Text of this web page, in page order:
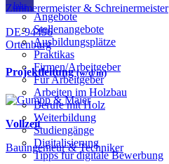
Jobs
Angebote
Stellenangebote
Ausbildungsplätze
Praktikas
Firmen/Arbeitgeber
Für Arbeitgeber
Arbeiten im Holzbau
Berufe mit Holz
Weiterbildung
Studiengänge
Digitalisierung
Tipps für digitale Bewerbung
Zimmerermeister & Schreinermeister
DE-94496
Ortenburg
Projektleitung(w/d/m)
Vollzeit
Bauingenieur & Techniker